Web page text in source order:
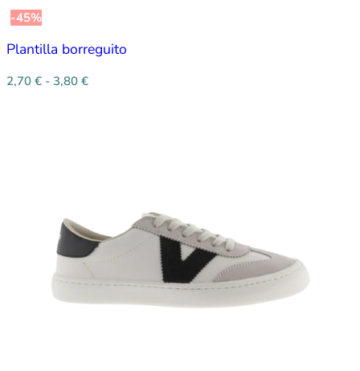
-45%
Plantilla borreguito
2,70 € - 3,80 €